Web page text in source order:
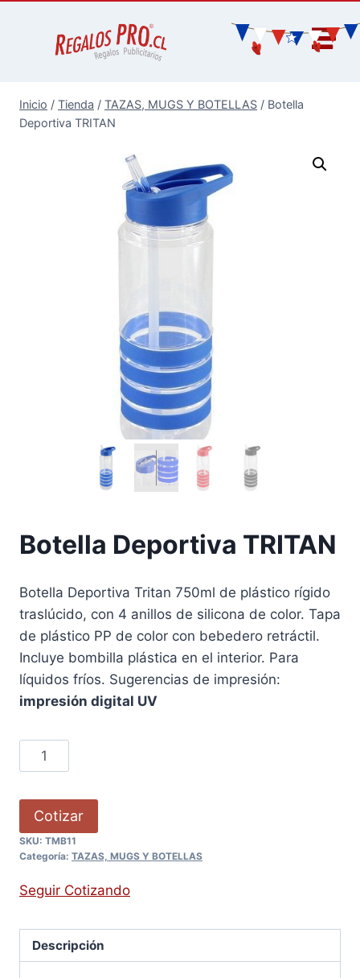
Inicio / Tienda / TAZAS, MUGS Y BOTELLAS / Botella
Deportiva TRITAN
Botella Deportiva TRITAN
Botella Deportiva Tritan 750ml de plástico rígido
traslúcido, con 4 anillos de silicona de color. Tapa
de plástico PP de color con bebedero retráctil.
Incluye bombilla plástica en el interior. Para
líquidos fríos. Sugerencias de impresión:
impresión digital UV
Cotizar
SKU: TMB11
Categoría: TAZAS, MUGS Y BOTELLAS
Seguir Cotizando
Descripción